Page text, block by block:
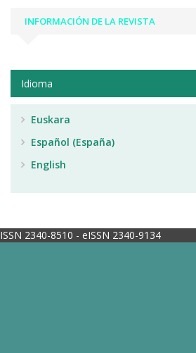
INFORMACIÓN DE LA REVISTA
Idioma
Euskara
Español (España)
English
ISSN 2340-8510 - eISSN 2340-9134